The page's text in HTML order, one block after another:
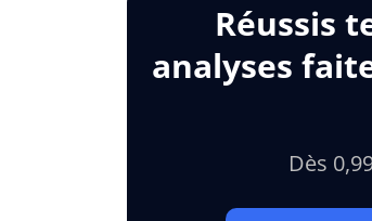
Réussis
analyses
Dès